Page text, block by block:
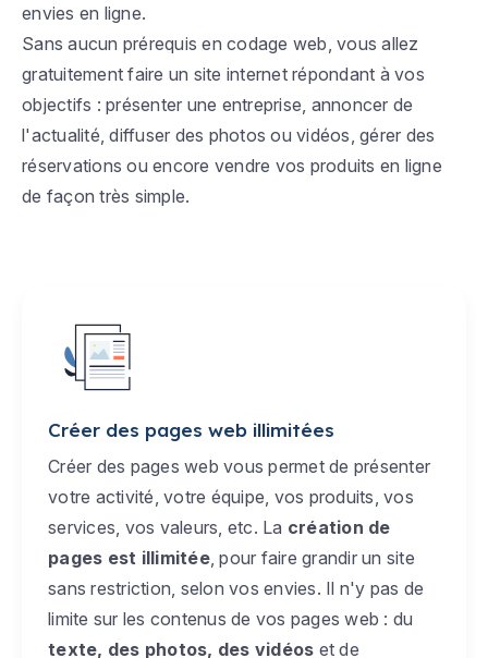
envies en ligne.
Sans aucun prérequis en codage web, vous allez
gratuitement faire un site internet répondant à vos
objectifs : présenter une entreprise, annoncer de
l'actualité, diffuser des photos ou vidéos, gérer des
réservations ou encore vendre vos produits en ligne
de façon très simple.
Créer des pages web illimitées
Créer des pages web vous permet de présenter
votre activité, votre équipe, vos produits, vos
services, vos valeurs, etc. La création de
pages est illimitée, pour faire grandir un site
sans restriction, selon vos envies. Il n'y pas de
limite sur les contenus de vos pages web : du
texte, des photos, des vidéos et de